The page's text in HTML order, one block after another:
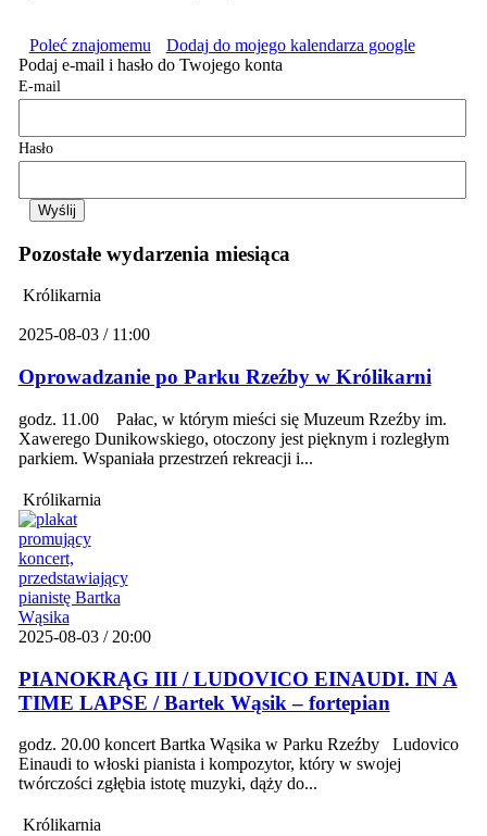
Poleć znajomemu
Dodaj do mojego kalendarza google
Podaj e-mail i hasło do Twojego konta
E-mail
Hasło
Pozostałe wydarzenia miesiąca
Królikarnia
2025-08-03 / 11:00
Oprowadzanie po Parku Rzeźby w Królikarni
godz. 11.00 Pałac, w którym mieści się Muzeum Rzeźby im.
Xawerego Dunikowskiego, otoczony jest pięknym i rozległym
parkiem. Wspaniała przestrzeń rekreacji i...
Królikarnia
2025-08-03 / 20:00
PIANOKRĄG III / LUDOVICO EINAUDI. IN A
TIME LAPSE / Bartek Wąsik – fortepian
godz. 20.00 koncert Bartka Wąsika w Parku Rzeźby Ludovico
Einaudi to włoski pianista i kompozytor, który w swojej
twórczości zgłębia istotę muzyki, dąży do...
Królikarnia